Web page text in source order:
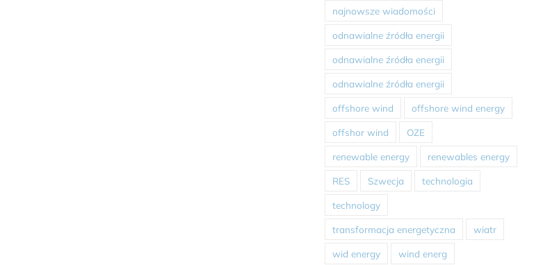
najnowsze wiadomości
odnawialne źródła energii
odnawialne źródła energii
odnawialne źródła energii
offshore wind offshore wind energy
offshor wind OZE
renewable energy renewables energy
RES Szwecja technologia
technology
transformacja energetyczna wiatr
wid energy wind energ